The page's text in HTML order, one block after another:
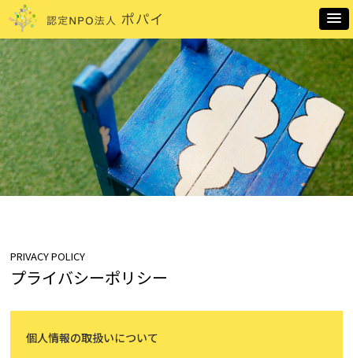
PRIVACY POLICY
プライバシーポリシー
個人情報の取扱いについて